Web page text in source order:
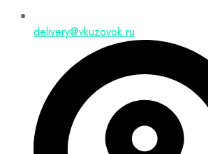
delivery@vkuzovok.ru